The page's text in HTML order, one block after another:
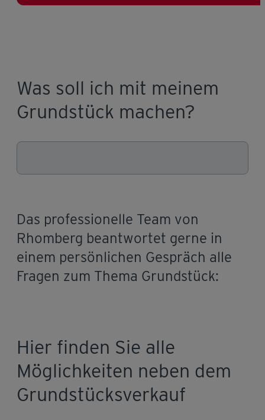
Was soll ich mit meinem
Grundstück machen?
Das professionelle Team von
Rhomberg beantwortet gerne in
einem persönlichen Gespräch alle
Fragen zum Thema Grundstück:
Hier finden Sie alle
Möglichkeiten neben dem
Grundstücksverkauf